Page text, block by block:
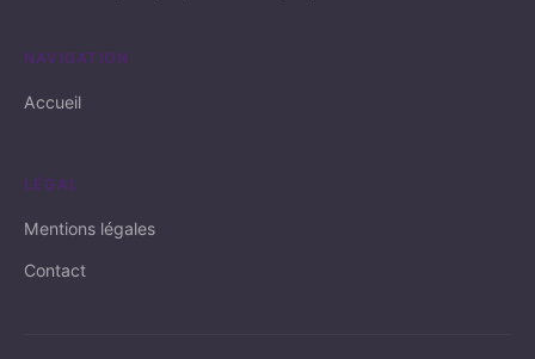
NAVIGATION
Accueil
LÉGAL
Mentions légales
Contact